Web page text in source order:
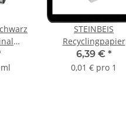
mit
STEINBEIS
Recyclingpapier
ClassicWhite A4 80
g/qm
6,39 € *
0,01 € pro 1